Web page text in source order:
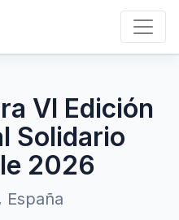
VI Edición
Solidario
2026
España